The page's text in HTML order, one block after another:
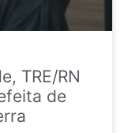
TRE/RN
de